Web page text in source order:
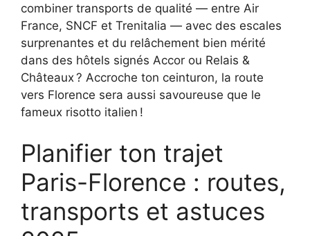
combiner transports de qualité — entre Air
France, SNCF et Trenitalia — avec des escales
surprenantes et du relâchement bien mérité
dans des hôtels signés Accor ou Relais &
Châteaux ? Accroche ton ceinturon, la route
vers Florence sera aussi savoureuse que le
fameux risotto italien !
Planifier ton trajet
Paris-Florence : routes,
transports et astuces